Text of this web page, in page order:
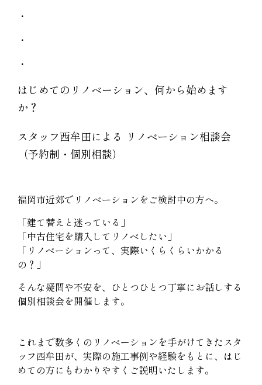
・
・
・
はじめてのリノベーション、何から始めます
か？
スタッフ西牟田による リノベーション相談会
（予約制・個別相談）
福岡市近郊でリノベーションをご検討中の方へ。
「建て替えと迷っている」
「中古住宅を購入してリノベしたい」
「リノベーションって、実際いくらくらいかかる
の？」
そんな疑問や不安を、ひとつひとつ丁寧にお話しする
個別相談会を開催します。
これまで数多くのリノベーションを手がけてきたスタ
ッフ西牟田が、 実際の施工事例や経験をもとに、はじ
めての方にもわかりやすくご説明いたします。